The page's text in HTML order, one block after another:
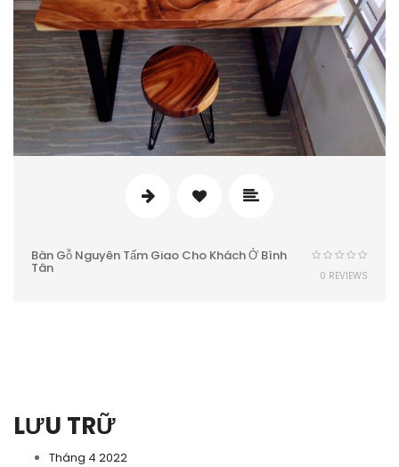
LƯU TRỮ
Tháng 4 2022
Bàn Gỗ Nguyên Tấm Giao Cho Khách Ở Bình
Tân 0 REVIEWS